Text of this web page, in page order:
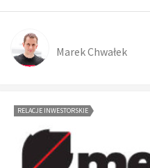
Marek Chwałek
RELACJE INWESTORSKIE